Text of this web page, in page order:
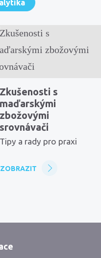
Zkušenosti s
maďarskými
zbožovými
srovnávači
Tipy a rady pro praxi
ZOBRAZIT